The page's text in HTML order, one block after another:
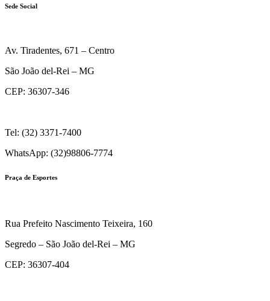
Sede Social
Av. Tiradentes, 671 – Centro
São João del-Rei – MG
CEP: 36307-346
Tel: (32) 3371-7400
WhatsApp: (32)98806-7774
Praça de Esportes
Rua Prefeito Nascimento Teixeira, 160
Segredo – São João del-Rei – MG
CEP: 36307-404